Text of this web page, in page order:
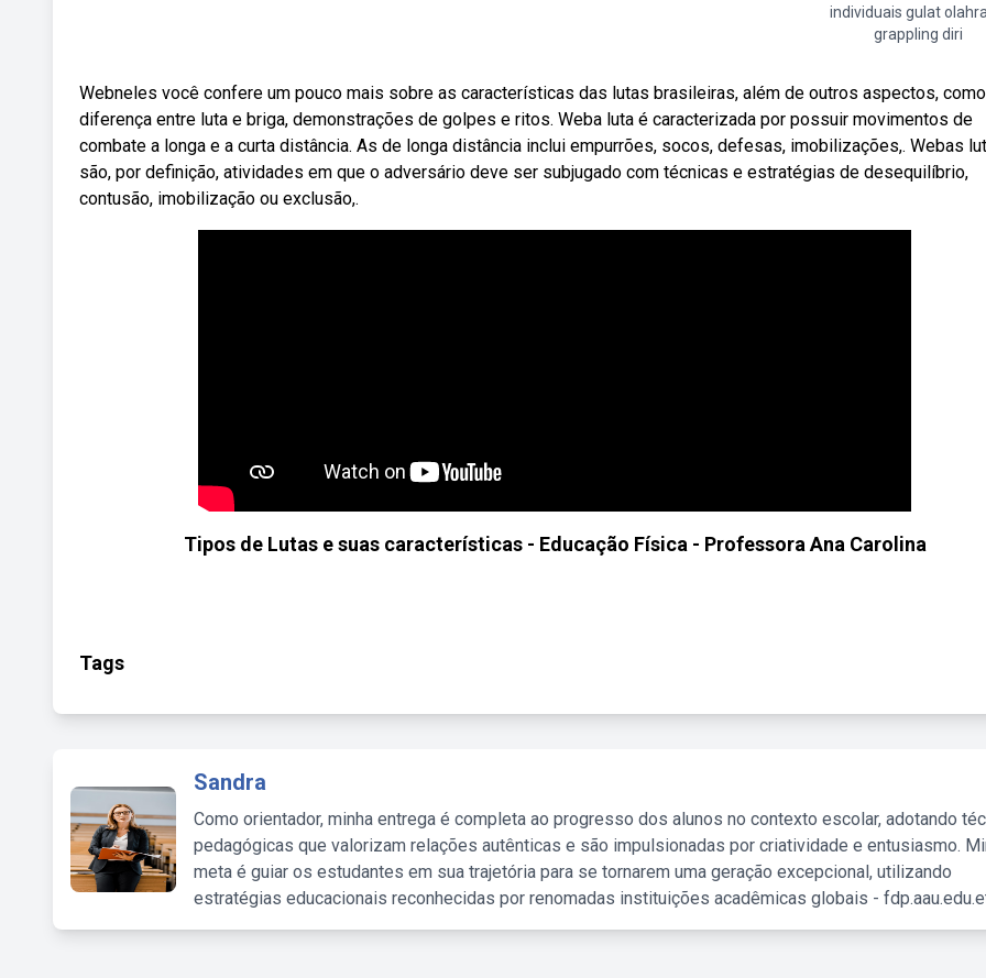
individuais gulat
grappling diri
Webneles você confere um pouco mais sobre as características das lutas brasileiras, além de outros aspectos,
diferença entre luta e briga, demonstrações de golpes e ritos. Weba luta é caracterizada por possuir movimentos de
combate a longa e a curta distância. As de longa distância inclui empurrões, socos, defesas, imobilizações,. Webas
são, por definição, atividades em que o adversário deve ser subjugado com técnicas e estratégias de desequilíbrio,
contusão, imobilização ou exclusão,.
Tipos de Lutas e suas características - Educação Física - Professora Ana Carolina
Tags
Sandra
Como orientador, minha entrega é completa ao progresso dos alunos no contexto escolar, adotando
pedagógicas que valorizam relações autênticas e são impulsionadas por criatividade e entusiasmo.
meta é guiar os estudantes em sua trajetória para se tornarem uma geração excepcional, utilizando
estratégias educacionais reconhecidas por renomadas instituições acadêmicas globais -